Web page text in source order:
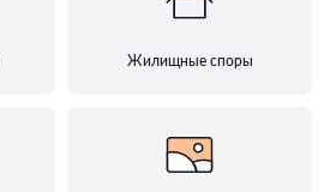
Жилищные споры